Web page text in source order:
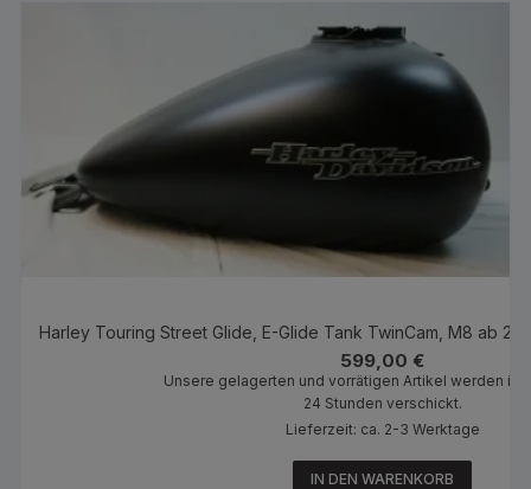
Harley Touring Street Glide, E-Glide Tank TwinCam, M8 ab
599,00 €
Unsere gelagerten und vorrätigen Artikel werden
24 Stunden verschickt.
Lieferzeit: ca. 2-3 Werktage
IN DEN WARENKORB